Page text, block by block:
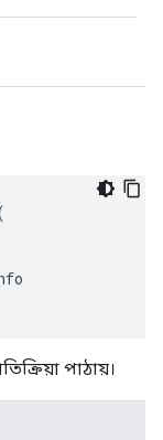
পাঠায়।